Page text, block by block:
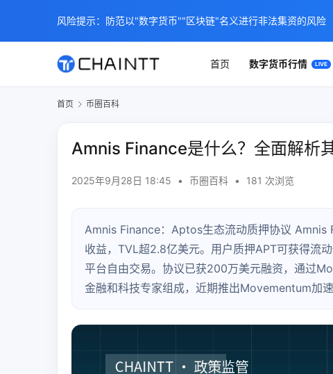
首页 数字货币行情
首页 币圈百科
Amnis Finance是什么？全面解析
2025年9月28日 18:45 • 币圈百科 • 181 次浏览
Amnis Finance：Aptos生态流动质押协议
收益，TVL超2.8亿美元。用户质押APT可获得流
平台自由交易。协议已获200万美元融资，通过
金融和科技专家组成，近期推出Movementum加
风险提示：防范以"数字货币""区块链"名义进行非法集资的风险